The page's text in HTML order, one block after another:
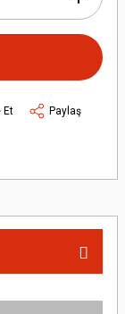
Et
Paylaş